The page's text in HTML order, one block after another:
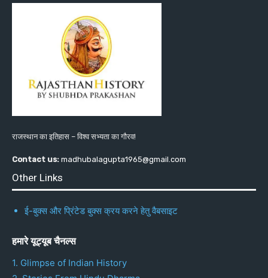
राजस्थान का इतिहास – विश्व सभ्यता का गौरव!
Contact us: madhubalagupta1965@gmail.com
Other Links
ई-बुक्स और प्रिंटेड बुक्स क्रय करने हेतु वैबसाइट
हमारे यूट्यूब चैनल्स
1. Glimpse of Indian History